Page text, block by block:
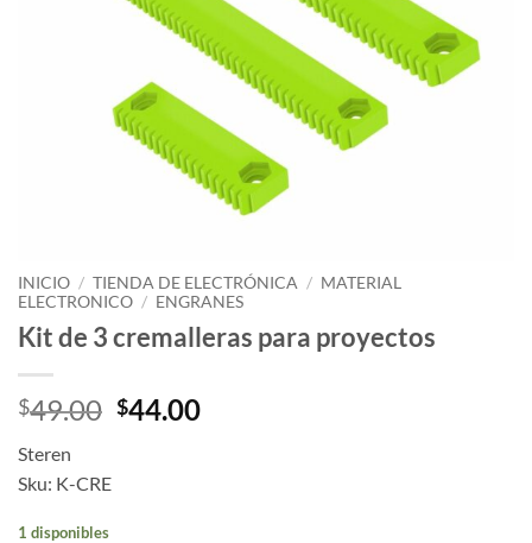
INICIO / TIENDA DE ELECTRÓNICA / MATERIAL
ELECTRONICO / ENGRANES
Kit de 3 cremalleras para proyectos
$49.00 $44.00
Steren
Sku: K-CRE
1 disponibles